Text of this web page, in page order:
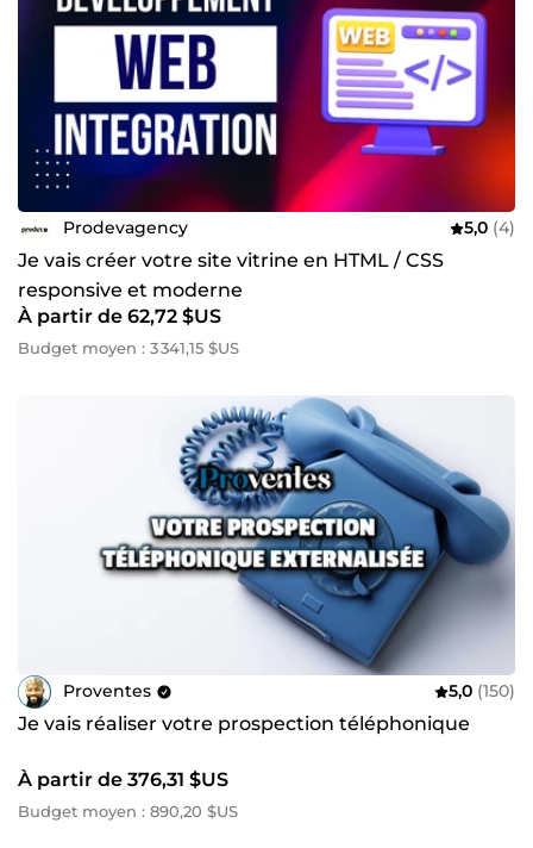
Prodevagency 5,0 (4)
Je vais créer votre site vitrine en HTML / CSS
responsive et moderne
À partir de 62,72 $US
Budget moyen : 3 341,15 $US
Proventes 5,0 (150)
Je vais réaliser votre prospection téléphonique
À partir de 376,31 $US
Budget moyen : 890,20 $US